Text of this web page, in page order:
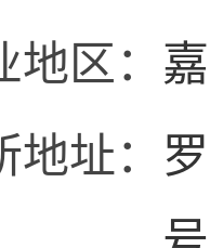
区：
址：